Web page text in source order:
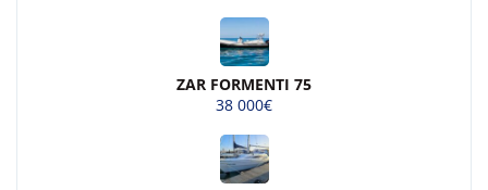
ZAR FORMENTI 75
38 000€